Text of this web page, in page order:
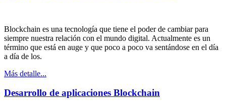
Blockchain es una tecnología que tiene el poder de cambiar para
siempre nuestra relación con el mundo digital. Actualmente es un
término que está en auge y que poco a poco va sentándose en el día
a día de los.
Más detalle...
Desarrollo de aplicaciones Blockchain